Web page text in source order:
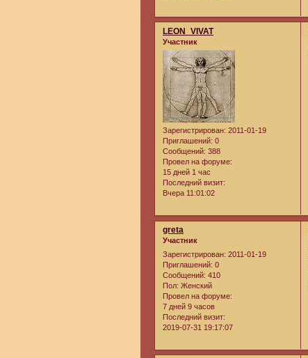
LEON_VIVAT
Участник
Зарегистрирован: 2011-01-19
Приглашений: 0
Сообщений: 388
Провел на форуме:
15 дней 1 час
Последний визит:
Вчера 11:01:02
greta
Участник
Зарегистрирован: 2011-01-19
Приглашений: 0
Сообщений: 410
Пол: Женский
Провел на форуме:
7 дней 9 часов
Последний визит:
2019-07-31 19:17:07